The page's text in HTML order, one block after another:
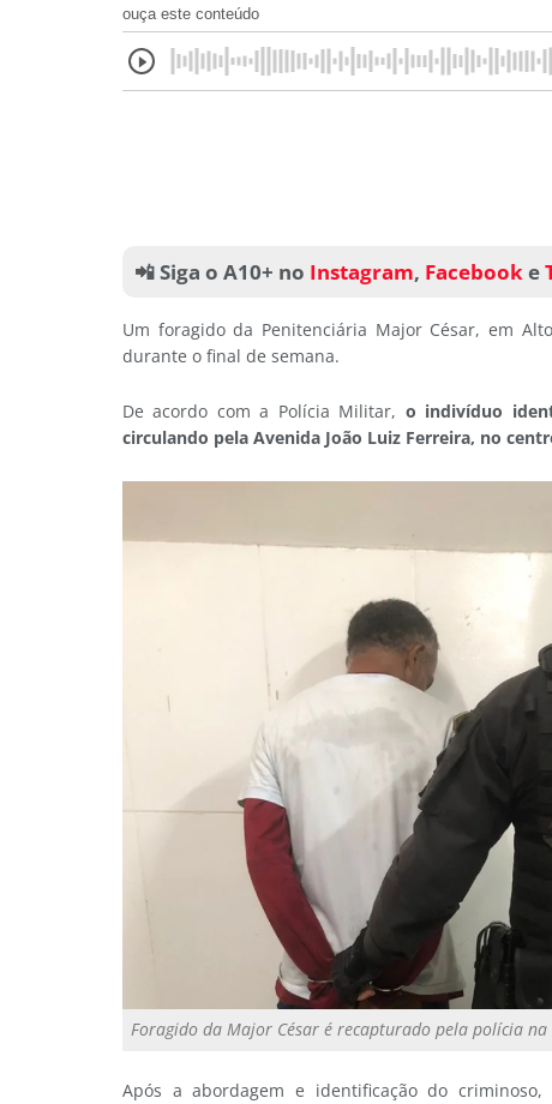
ouça este conteúdo
📲 Siga o A10+ no Instagram, Facebooke
Um foragido da Penitenciária Major César, em
durante o final de semana.
De acordo com a Polícia Militar, o indivíduo
circulando pela Avenida João Luiz Ferreira, no
Foragido da Major César é recapturado pela polícia
Após a abordagem e identificação do